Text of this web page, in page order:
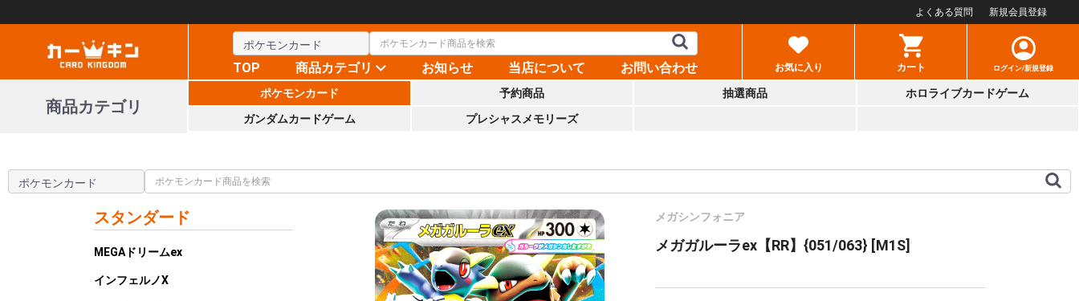
よくある質問 新規会員登録
TOP 商品カテゴリ お知らせ 当店について お問い合わせ お気に入り カート ログイン/新規登録
商品カテゴリ
ポケモンカード 予約商品 抽選商品
ホロライブカードゲーム
ガンダムカードゲーム
プレシャスメモリーズ
スタンダード
MEGAドリームex
インフェルノX
メガシンフォニア
メガガルーラex【RR】{051/063} [M1S]